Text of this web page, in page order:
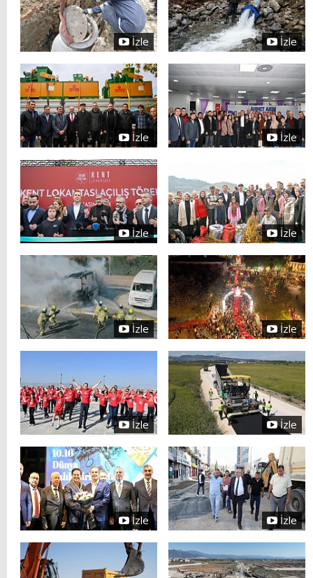
İzle İzle
İzle İzle
İzle İzle
İzle İzle
İzle İzle
İzle İzle